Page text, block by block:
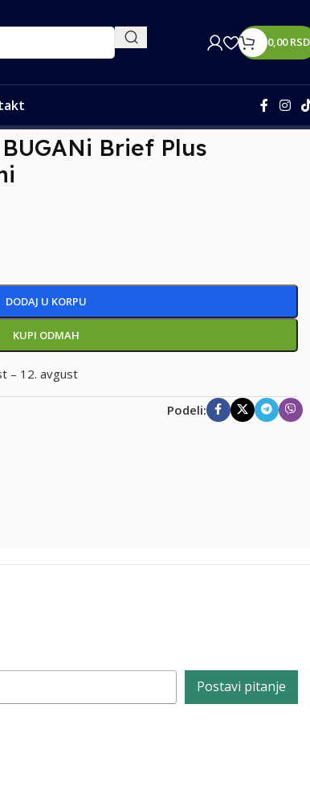
0,00RSD
Brief Plus
DODAJ U KORPU
KUPI ODMAH
– 12. avgust
Podeli:
Postavi pitanje